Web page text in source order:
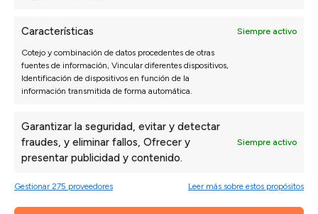
Características Siempre activo
Cotejo y combinación de datos procedentes de otras
fuentes de información, Vincular diferentes dispositivos,
Identificación de dispositivos en función de la
información transmitida de forma automática.
Garantizar la seguridad, evitar y detectar
fraudes, y eliminar fallos, Ofrecer y
presentar publicidad y contenido.
Siempre activo
Gestionar 275 proveedores Leer más sobre estos propósitos
sofás. El objetivo siempre ha sido y es ofrecer
productos de altísima calidad, personalizados y
accesibles para todo el mundo, asegurando el
máximo confort y durabilidad para nuestros